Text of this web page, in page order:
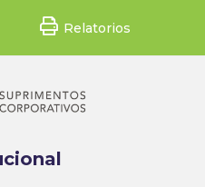
Relatorios